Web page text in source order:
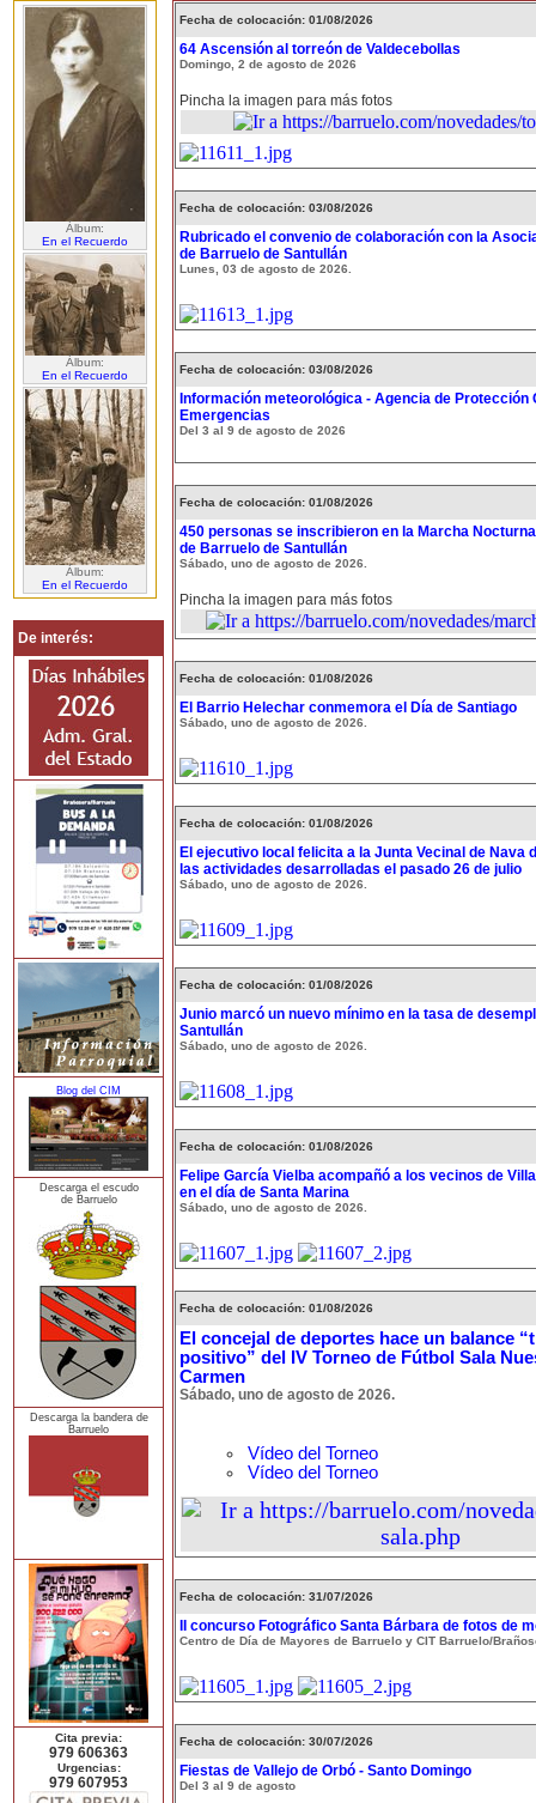
Álbum:
En el Recuerdo
Álbum:
En el Recuerdo
Álbum:
En el Recuerdo
De interés:
Blog del CIM
Descarga el escudo
de Barruelo
Descarga la bandera de
Barruelo
Cita previa:
979 606363
Urgencias:
979 607953
Fecha de colocación: 01/08/2026
64 Ascensión al torreón de Valdecebollas
Domingo, 2 de agosto de 2026
Pincha la imagen para más fotos
Fecha de colocación: 03/08/2026
Rubricado el convenio de colaboración con la
de Barruelo de Santullán
Lunes, 03 de agosto de 2026.
Fecha de colocación: 03/08/2026
Información meteorológica - Agencia de Protección
Emergencias
Del 3 al 9 de agosto de 2026
Fecha de colocación: 01/08/2026
450 personas se inscribieron en la Marcha
de Barruelo de Santullán
Sábado, uno de agosto de 2026.
Pincha la imagen para más fotos
Fecha de colocación: 01/08/2026
El Barrio Helechar conmemora el Día de Santiago
Sábado, uno de agosto de 2026.
Fecha de colocación: 01/08/2026
El ejecutivo local felicita a la Junta Vecinal de Nava
las actividades desarrolladas el pasado 26 de julio
Sábado, uno de agosto de 2026.
Fecha de colocación: 01/08/2026
Junio marcó un nuevo mínimo en la tasa de
Santullán
Sábado, uno de agosto de 2026.
Fecha de colocación: 01/08/2026
Felipe García Vielba acompañó a los vecinos de
en el día de Santa Marina
Sábado, uno de agosto de 2026.
Fecha de colocación: 01/08/2026
El concejal de deportes hace un balance
positivo” del IV Torneo de Fútbol Sala
Carmen
Sábado, uno de agosto de 2026.
Vídeo del Torneo
Vídeo del Torneo
Fecha de colocación: 31/07/2026
II concurso Fotográfico Santa Bárbara de fotos de
Centro de Día de Mayores de Barruelo y CIT Barruelo/
Fecha de colocación: 30/07/2026
Fiestas de Vallejo de Orbó - Santo Domingo
Del 3 al 9 de agosto